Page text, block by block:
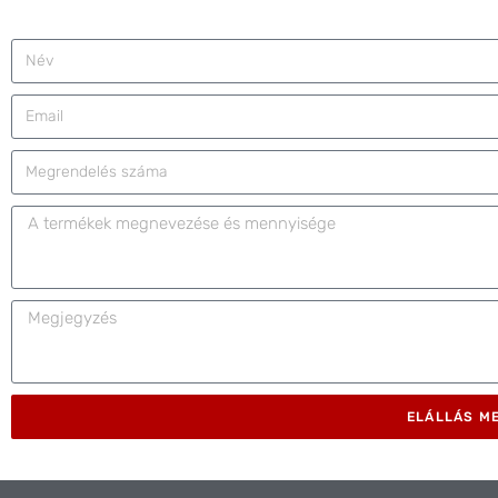
ELÁLLÁS